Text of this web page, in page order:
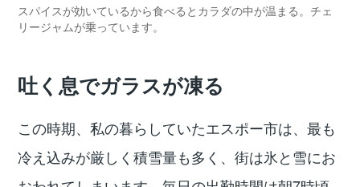
スパイスが効いているから食べるとカラダの中が温まる。チェ
リージャムが乗っています。
吐く息でガラスが凍る
この時期、私の暮らしていたエスポー市は、最も
冷え込みが厳しく積雪量も多く、街は氷と雪にお